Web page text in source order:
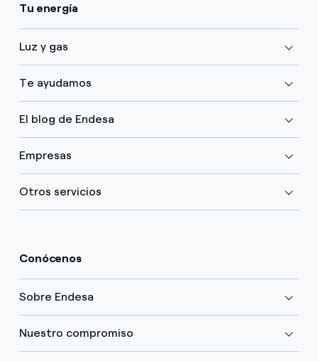
Tu energía
Luz y gas
Te ayudamos
El blog de Endesa
Empresas
Otros servicios
Conócenos
Sobre Endesa
Nuestro compromiso